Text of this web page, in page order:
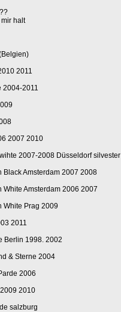
halt
2011
2004-2011
2007 2010
2007-2008 Düsseldorf silvester
Black Amsterdam 2007 2008
White Amsterdam 2006 2007
White Prag 2009
2011
Berlin 1998. 2002
& Sterne 2004
2006
2010
salzburg